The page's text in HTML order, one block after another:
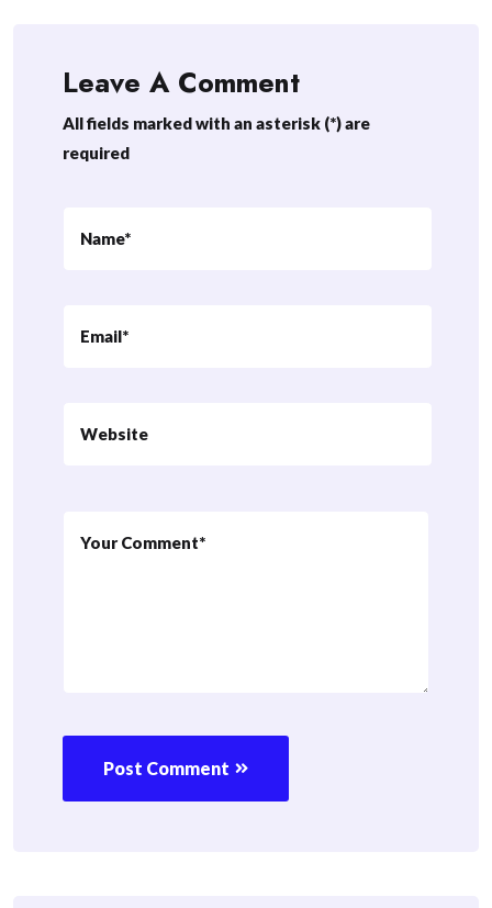
Leave A Comment
All fields marked with an asterisk (*) are
required
Post Comment